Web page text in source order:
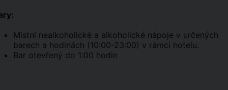
Místní nealkoholické a alkoholické nápoje v určených
barech a hodinách (10:00-23:00) v rámci hotelu.
Bar otevřený do 1:00 hodin